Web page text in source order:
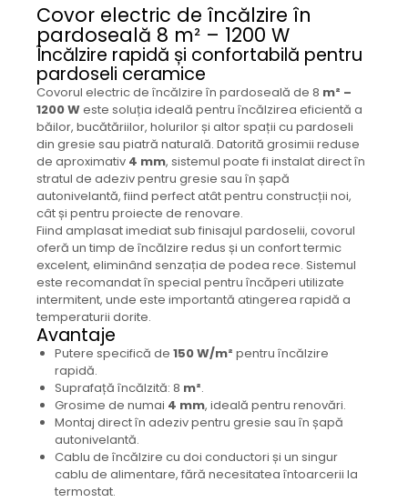
Covor electric de încălzire în
pardoseală 8 m² – 1200 W
Încălzire rapidă și confortabilă pentru
pardoseli ceramice
Covorul electric de încălzire în pardoseală de 8 m² –
1200 Weste soluția ideală pentru încălzirea eficientă a
băilor, bucătăriilor, holurilor și altor spații cu pardoseli
din gresie sau piatră naturală. Datorită grosimii reduse
de aproximativ 4 mm, sistemul poate fi instalat direct în
stratul de adeziv pentru gresie sau în șapă
autonivelantă, fiind perfect atât pentru construcții noi,
cât și pentru proiecte de renovare.
Fiind amplasat imediat sub finisajul pardoselii, covorul
oferă un timp de încălzire redus și un confort termic
excelent, eliminând senzația de podea rece. Sistemul
este recomandat în special pentru încăperi utilizate
intermitent, unde este importantă atingerea rapidă a
temperaturii dorite.
Avantaje
Putere specifică de 150 W/m² pentru încălzire
rapidă.
Suprafață încălzită: 8 m².
Grosime de numai 4 mm, ideală pentru renovări.
Montaj direct în adeziv pentru gresie sau în șapă
autonivelantă.
Cablu de încălzire cu doi conductori și un singur
cablu de alimentare, fără necesitatea întoarcerii la
termostat.